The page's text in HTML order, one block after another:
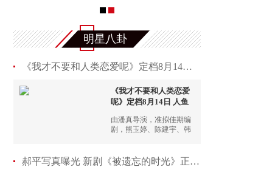
明星八卦
《我才不要和人类恋爱呢》定档8月14日 人鱼王子
《我才不要和人类恋爱
呢》定档8月14日 人鱼
由潘真导演，准拟佳期编
剧，熊玉婷、陈建宇、韩
剧《我才不要和人类恋爱
呢》已定档8月14日腾讯视
郝平写真曝光 新剧《被遗忘的时光》正在热播